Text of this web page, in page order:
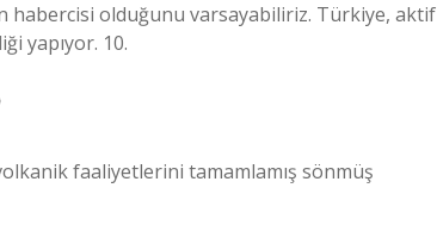
habercisi olduğunu varsayabiliriz. Türkiye, aktif
yapıyor. 10.
faaliyetlerini tamamlamış sönmüş